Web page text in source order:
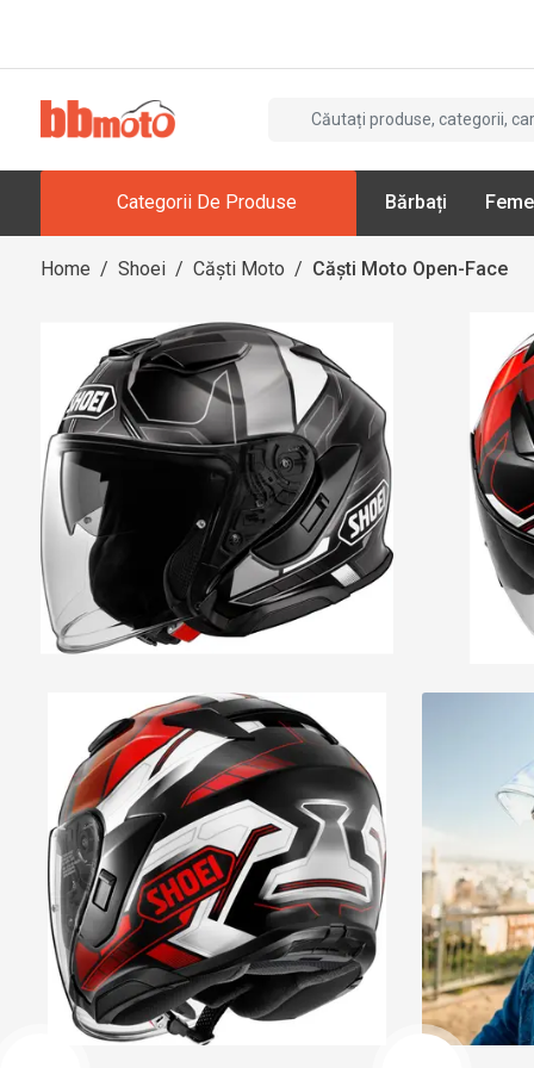
Categorii De Produse Bărbați
Home / Shoei / Căști Moto / Căști Moto Open-Face